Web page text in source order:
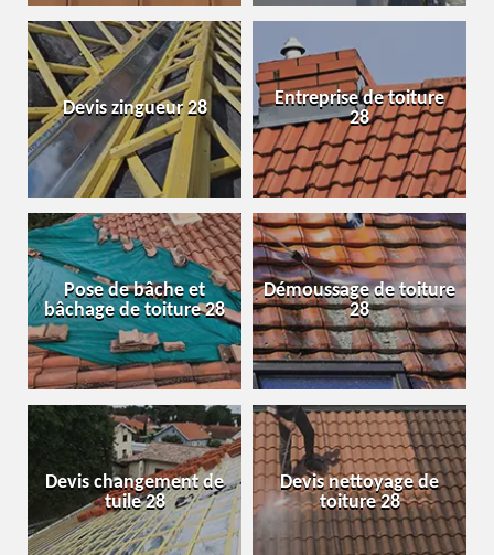
Devis zingueur 28
Entreprise de toiture
28
Pose de bâche et
bâchage de toiture 28
Démoussage de toiture
28
Devis changement de
tuile 28
Devis nettoyage de
toiture 28